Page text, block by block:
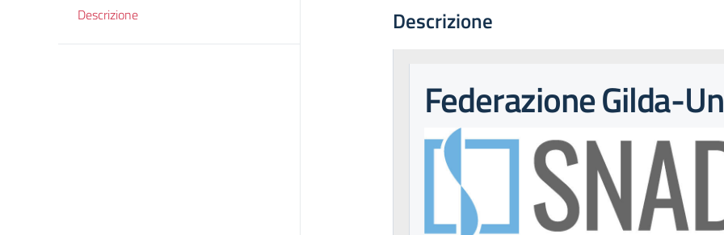
Descrizione Descrizione
Federazione Gilda-